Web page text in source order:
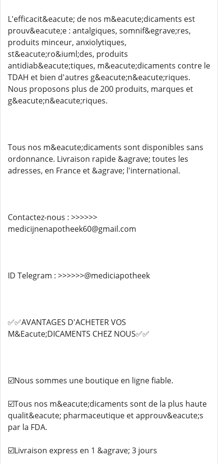
L'efficacit&eacute; de nos m&eacute;dicaments est
prouv&eacute;e : antalgiques, somnif&egrave;res,
produits minceur, anxiolytiques,
st&eacute;ro&iuml;des, produits
antidiab&eacute;tiques, m&eacute;dicaments contre le
TDAH et bien d'autres g&eacute;n&eacute;riques.
Nous proposons plus de 200 produits, marques et
g&eacute;n&eacute;riques.
Tous nos m&eacute;dicaments sont disponibles sans
ordonnance. Livraison rapide &agrave; toutes les
adresses, en France et &agrave; l'international.
Contactez-nous : >>>>>>
medicijnenapotheek60@gmail.com
ID Telegram : >>>>>>@mediciapotheek
✅✅AVANTAGES D'ACHETER VOS
M&Eacute;DICAMENTS CHEZ NOUS✅✅
☑️Nous sommes une boutique en ligne fiable.
☑️Tous nos m&eacute;dicaments sont de la plus haute
qualit&eacute; pharmaceutique et approuv&eacute;s
par la FDA.
☑️Livraison express en 1 &agrave; 3 jours